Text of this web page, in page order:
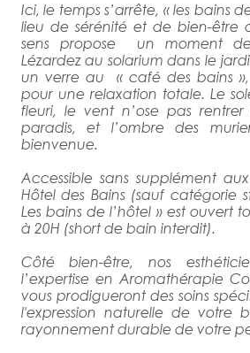
Ici, le temps s’arrête, « les bains
lieu de sérénité et de bien-être
sens propose un moment
Lézardez au solarium dans le
un verre au « café des bains
pour une relaxation totale. Le
fleuri, le vent n’ose pas
paradis, et l’ombre des
bienvenue.
Accessible sans supplément
Hôtel des Bains (sauf catégorie
Les bains de l’hôtel » est ouvert
à 20H (short de bain interdit).
Côté bien-être, nos
l’expertise en Aromathérapie
vous prodigueront des soins
l'expression naturelle de votre
rayonnement durable de votre